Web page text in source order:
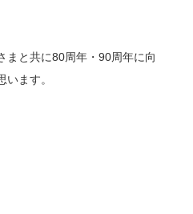
と共に80周年・90周年に向
ます。